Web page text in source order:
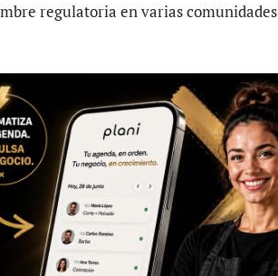
regulatoria en varias comunidades